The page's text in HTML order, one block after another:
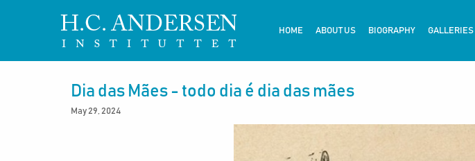
HOME ABOUT US BIOGRAPHY GALLERIES
Dia das Mães - todo dia é dia das mães
May 29, 2024